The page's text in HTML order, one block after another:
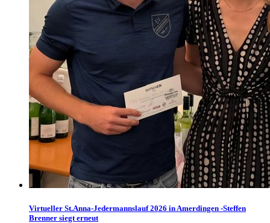
Virtueller St.Anna-Jedermannslauf 2026 in Amerdingen -Steffen
Brenner siegt erneut